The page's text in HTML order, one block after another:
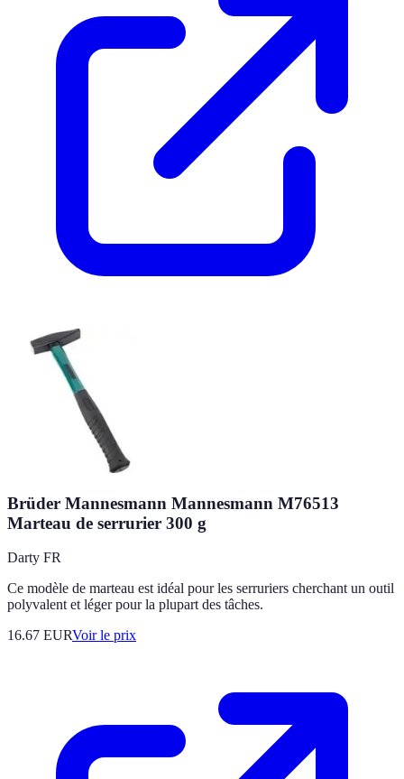
Brüder Mannesmann Mannesmann M76513
Marteau de serrurier 300 g
Darty FR
Ce modèle de marteau est idéal pour les serruriers cherchant un outil
polyvalent et léger pour la plupart des tâches.
16.67 EURVoir le prix